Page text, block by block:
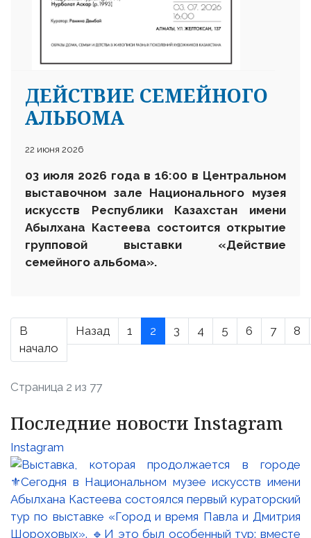
ДЕЙСТВИЕ СЕМЕЙНОГО
АЛЬБОМА
22 июня 2026
03 июля 2026 года в 16:00 в Центральном
выставочном зале Национального музея
искусств Республики Казахстан имени
Абылхана Кастеева состоится открытие
групповой выставки «Действие
семейного альбома».
В
начало
Назад 1 2 3 4 5 6 7 8
Страница 2 из 77
Последние новости Instagram
Instagram